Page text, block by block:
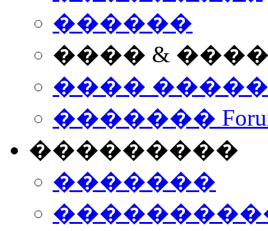
������
���� &
����
�������
���������
�������